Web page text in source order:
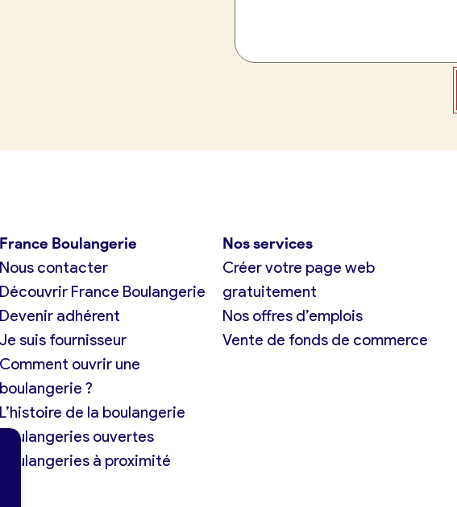
France Boulangerie
contacter
Découvrir France Boulangerie
Devenir adhérent
Je suis fournisseur
Comment ouvrir une
boulangerie ?
L’histoire de la boulangerie
Boulangeries ouvertes
Boulangeries à proximité
Nos services
Créer votre page web
gratuitement
Nos offres d’emplois
Vente de fonds de commerce